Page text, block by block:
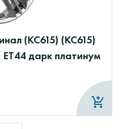
(КС615) (КС615)
ET44 дарк платинум